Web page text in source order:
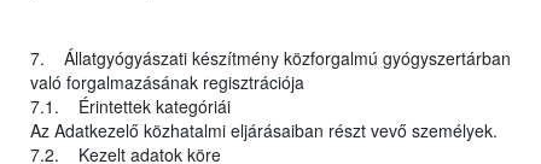
7. Állatgyógyászati készítmény közforgalmú gyógyszertárban
való forgalmazásának regisztrációja
7.1. Érintettek kategóriái
Az Adatkezelő közhatalmi eljárásaiban részt vevő személyek.
7.2. Kezelt adatok köre